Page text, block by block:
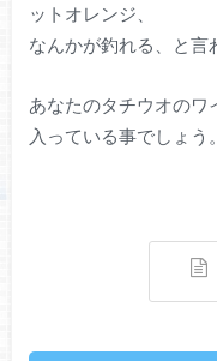
ットオレンジ、
なんかが釣れる、と言
あなたのタチウオのワ
入っている事でしょう。